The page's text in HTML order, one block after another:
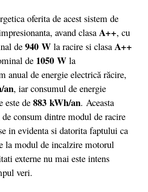
oferita de acest sistem de
avand clasaA++, cu
de 940 W la racire si clasa A++
de 1050 W la
anual de energie electrică răcire,
an, iar consumul de energie
este de 883 kWh/an. Aceasta
consum dintre modul de racire
in evidenta si datorita faptului ca
la modul de incalzire motorul
externe nu mai este intens
veri.